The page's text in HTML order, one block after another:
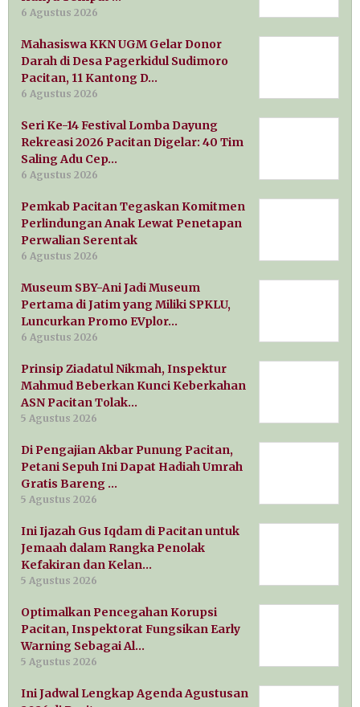
6 Agustus 2026
Mahasiswa KKN UGM Gelar Donor
Darah di Desa Pagerkidul Sudimoro
Pacitan, 11 Kantong D…
6 Agustus 2026
Seri Ke-14 Festival Lomba Dayung
Rekreasi 2026 Pacitan Digelar: 40 Tim
Saling Adu Cep…
6 Agustus 2026
Pemkab Pacitan Tegaskan Komitmen
Perlindungan Anak Lewat Penetapan
Perwalian Serentak
6 Agustus 2026
Museum SBY-Ani Jadi Museum
Pertama di Jatim yang Miliki SPKLU,
Luncurkan Promo EVplor…
6 Agustus 2026
Prinsip Ziadatul Nikmah, Inspektur
Mahmud Beberkan Kunci Keberkahan
ASN Pacitan Tolak…
5 Agustus 2026
Di Pengajian Akbar Punung Pacitan,
Petani Sepuh Ini Dapat Hadiah Umrah
Gratis Bareng …
5 Agustus 2026
Ini Ijazah Gus Iqdam di Pacitan untuk
Jemaah dalam Rangka Penolak
Kefakiran dan Kelan…
5 Agustus 2026
Optimalkan Pencegahan Korupsi
Pacitan, Inspektorat Fungsikan Early
Warning Sebagai Al…
5 Agustus 2026
Ini Jadwal Lengkap Agenda Agustusan